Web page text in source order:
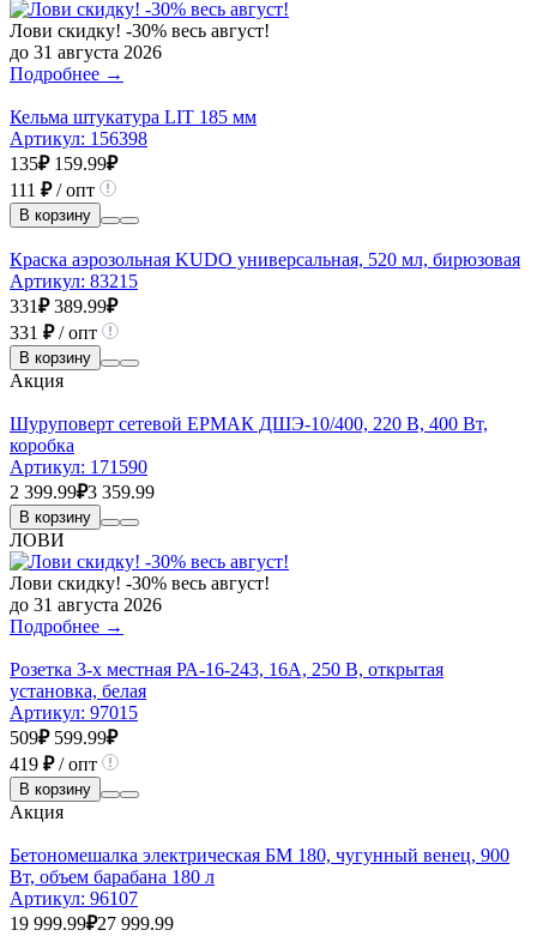
Лови скидку! -30% весь август!
до 31 августа 2026
Подробнее →
Кельма штукатура LIT 185 мм
Артикул: 156398
135₽ 159.99₽
111 ₽/ опт
В корзину
Краска аэрозольная KUDO универсальная, 520 мл, бирюзовая
Артикул: 83215
331₽ 389.99₽
331 ₽/ опт
В корзину
Акция
Шуруповерт сетевой ЕРМАК ДШЭ-10/400, 220 В, 400 Вт,
коробка
Артикул: 171590
2 399.99₽3 359.99
В корзину
ЛОВИ
Лови скидку! -30% весь август!
до 31 августа 2026
Подробнее →
Розетка 3-х местная РА-16-243, 16А, 250 В, открытая
установка, белая
Артикул: 97015
509₽ 599.99₽
419 ₽/ опт
В корзину
Акция
Бетономешалка электрическая БМ 180, чугунный венец, 900
Вт, объем барабана 180 л
Артикул: 96107
19 999.99₽27 999.99